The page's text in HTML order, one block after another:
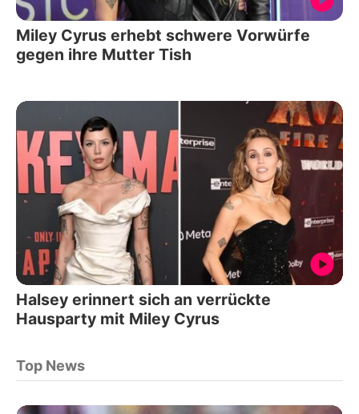
Miley Cyrus erhebt schwere Vorwürfe
gegen ihre Mutter Tish
Halsey erinnert sich an verrückte
Hausparty mit Miley Cyrus
Top News